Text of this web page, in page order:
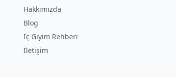
Hakkımızda
Blog
İç Giyim Rehberi
İletişim